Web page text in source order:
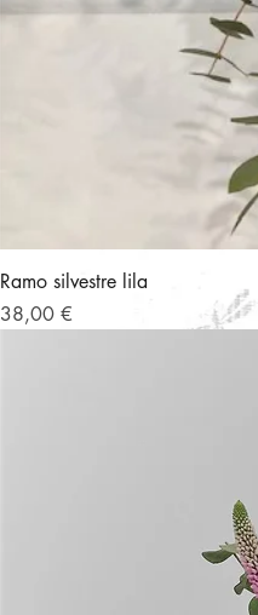
Ramo silvestre lila
Precio
38,00 €